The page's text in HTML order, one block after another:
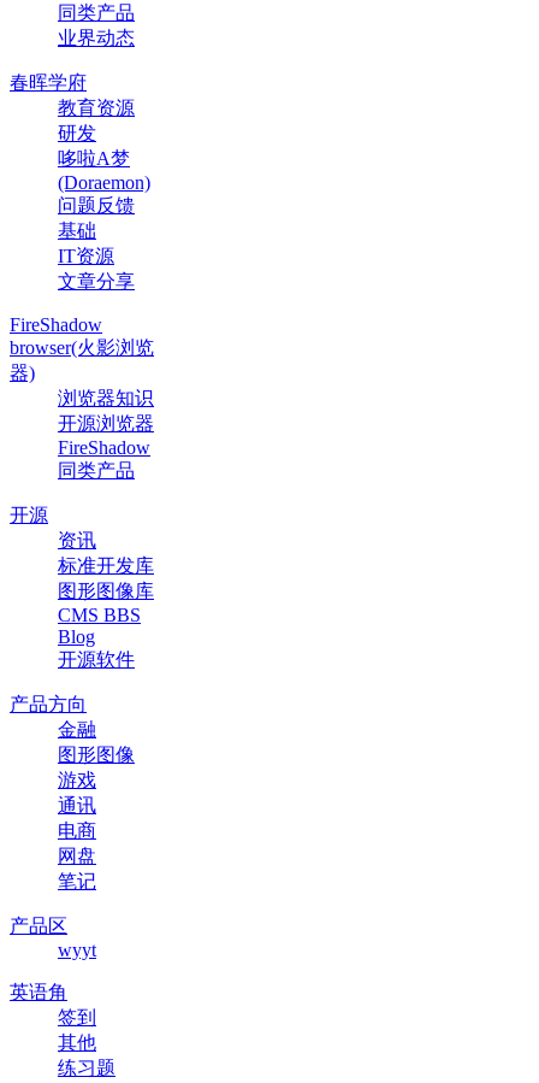
同类产品
业界动态
春晖学府
教育资源
研发
哆啦A梦
(Doraemon)
问题反馈
基础
IT资源
文章分享
FireShadow
browser(火影浏览
器)
浏览器知识
开源浏览器
FireShadow
同类产品
开源
资讯
标准开发库
图形图像库
CMS BBS
Blog
开源软件
产品方向
金融
图形图像
游戏
通讯
电商
网盘
笔记
产品区
wyyt
英语角
签到
其他
练习题